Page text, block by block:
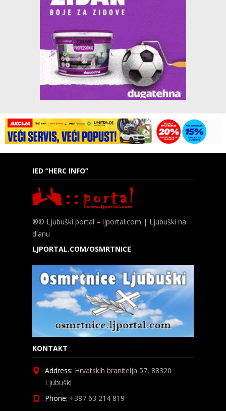
IED “HERC INFO”
®© Ljubuški portal – ljportal.com | Ljubuški na
dlanu
LJPORTAL.COM/OSMRTNICE
KONTAKT
Address: Hrvatskih branitelja 57, 88320
Ljubuški
Phone: +387 63 214 819